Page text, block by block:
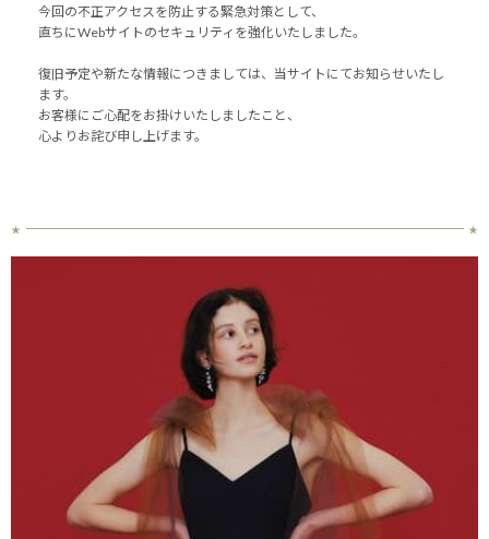
今回の不正アクセスを防止する緊急対策として、
直ちにWebサイトのセキュリティを強化いたしました。
復旧予定や新たな情報につきましては、当サイトにてお知らせいたし
ます。
お客様にご心配をお掛けいたしましたこと、
心よりお詫び申し上げます。